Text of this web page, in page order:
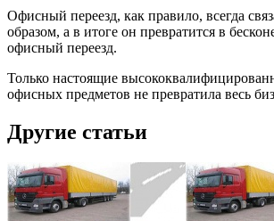
Офисный переезд, как правило, всегда
образом, а в итоге он превратится в
офисный переезд.
Только настоящие
офисных предметов не превратила весь
Другие статьи